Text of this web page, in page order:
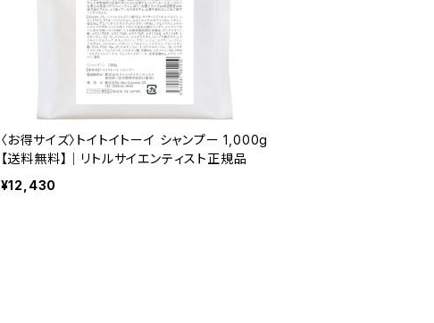
〈お得サイズ〉トイトイトーイ シャンプー 1,000g
【送料無料】｜リトルサイエンティスト正規品
¥12,430